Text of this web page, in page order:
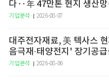
다‥年 47만톤 현지 생산망
기업분석 2026-08-07
대주전자재료, 美 텍사스
음극재·태양전지' 장기공급
기업분석 2026-08-06